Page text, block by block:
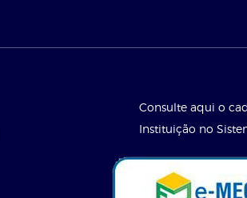
Consulte aqui o
Instituição no